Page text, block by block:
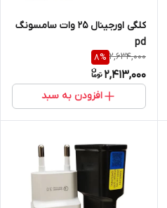
کلگی اورجینال 25 وات سامسونگ
pd
2,634,000
8%
2,413,000
افزودن به سبد